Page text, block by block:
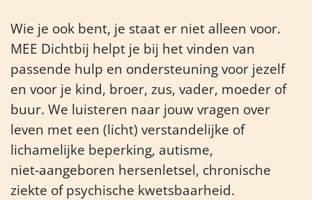
Wie je ook bent, je staat er niet alleen voor.
MEE Dichtbij helpt je bij het vinden van
passende hulp en ondersteuning voor jezelf
en voor je kind, broer, zus, vader, moeder of
buur. We luisteren naar jouw vragen over
leven met een (licht) verstandelijke of
lichamelijke beperking, autisme,
niet‑aangeboren hersenletsel, chronische
ziekte of psychische kwetsbaarheid.